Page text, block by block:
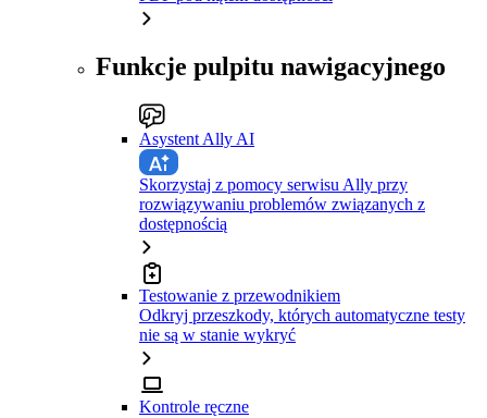
Funkcje pulpitu nawigacyjnego
Asystent Ally AI
Skorzystaj z pomocy serwisu Ally przy
rozwiązywaniu problemów związanych z
dostępnością
Testowanie z przewodnikiem
Odkryj przeszkody, których automatyczne testy
nie są w stanie wykryć
Kontrole ręczne